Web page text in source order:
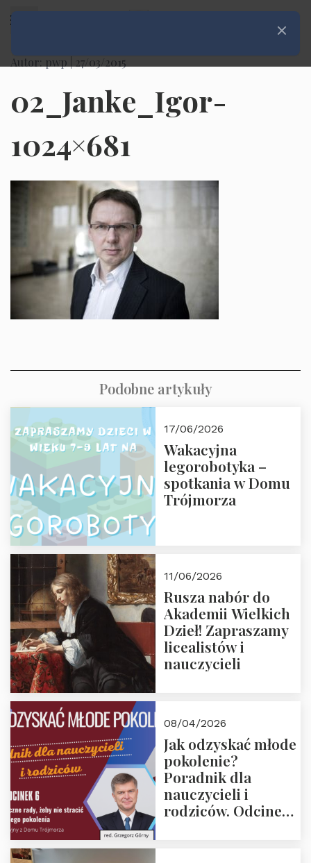
Autor: pwp | 27/03/2015
02_Janke_Igor-
1024×681
Podobne artykuły
17/06/2026
Wakacyjna
legorobotyka –
spotkania w Domu
Trójmorza
11/06/2026
Rusza nabór do
Akademii Wielkich
Dzieł! Zapraszamy
licealistów i
nauczycieli
08/04/2026
Jak odzyskać młode
pokolenie?
Poradnik dla
nauczycieli i
rodziców. Odcinek
Zamknij